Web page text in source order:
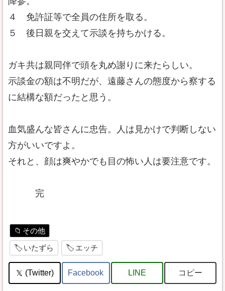
４ 免許証等で全員の住所を取る。
５ 後日親を交えて示談を持ちかける。
ガキ共は親同伴で頭を丸め謝りに来たらしい。
示談金の額は不明だが、遠藤さんの態度から察する
に結構な額だったと思う。
血気盛んな皆さんに忠告。人は見かけで判断しない
方がいいですよ。
それと、顔は爽やかでも目の怖い人は要注意です。
完
その他
いたずら
エッチ
(Twitter) Facebook LINE コピー